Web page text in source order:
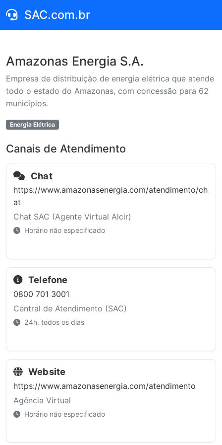
SAC.com.br
Amazonas Energia S.A.
Empresa de distribuição de energia elétrica que atende
todo o estado do Amazonas, com concessão para 62
municípios.
Energia Elétrica
Canais de Atendimento
Chat
https://www.amazonasenergia.com/atendimento/ch
at
Chat SAC (Agente Virtual Alcir)
Horário não especificado
Telefone
0800 701 3001
Central de Atendimento (SAC)
24h, todos os dias
Website
https://www.amazonasenergia.com/atendimento
Agência Virtual
Horário não especificado